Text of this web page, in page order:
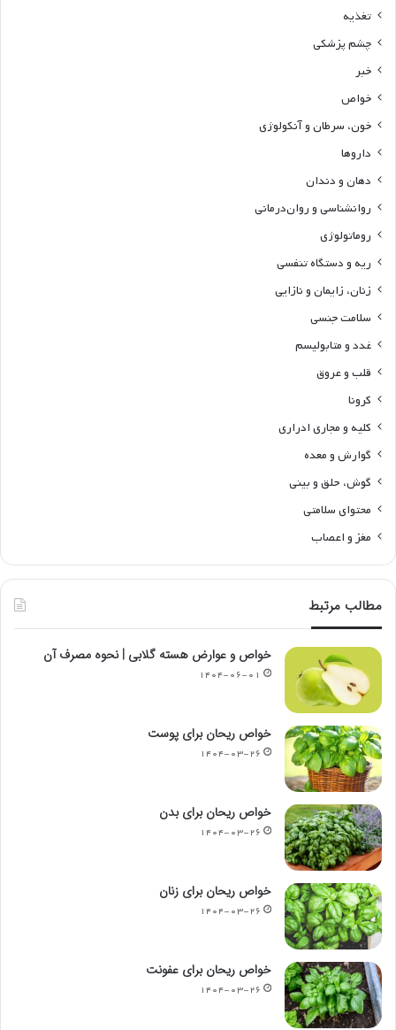
تغذیه
چشم پزشکی
خبر
خواص
خون، سرطان و آنکولوژی
داروها
دهان و دندان
روانشناسی و روان‌درمانی
روماتولوژی
ریه و دستگاه تنفسی
زنان، زایمان و نازایی
سلامت جنسی
غدد و متابولیسم
قلب و عروق
کرونا
کلیه و مجاری ادراری
گوارش و معده
گوش، حلق و بینی
محتوای سلامتی
مغز و اعصاب
مطالب مرتبط
خواص و عوارض هسته گلابی | نحوه مصرف آن
۱۴۰۴-۰۶-۰۱
خواص ریحان برای پوست
۱۴۰۴-۰۳-۲۶
خواص ریحان برای بدن
۱۴۰۴-۰۳-۲۶
خواص ریحان برای زنان
۱۴۰۴-۰۳-۲۶
خواص ریحان برای عفونت
۱۴۰۴-۰۳-۲۶